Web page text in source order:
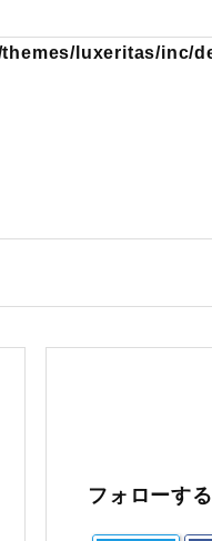
luxeritas/inc/
フォローする